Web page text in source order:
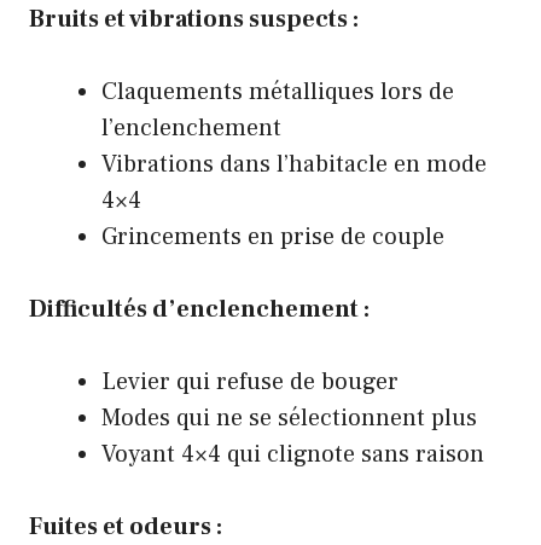
Bruits et vibrations suspects :
Claquements métalliques lors de
l’enclenchement
Vibrations dans l’habitacle en mode
4×4
Grincements en prise de couple
Difficultés d’enclenchement :
Levier qui refuse de bouger
Modes qui ne se sélectionnent plus
Voyant 4×4 qui clignote sans raison
Fuites et odeurs :